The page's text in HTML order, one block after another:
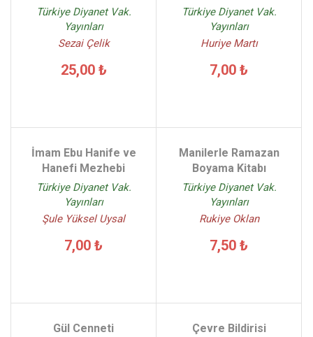
Türkiye Diyanet Vak.
Yayınları
Sezai Çelik
25,00 ₺
Türkiye Diyanet Vak.
Yayınları
Huriye Martı
7,00 ₺
İmam Ebu Hanife ve
Hanefi Mezhebi
Türkiye Diyanet Vak.
Yayınları
Şule Yüksel Uysal
7,00 ₺
Manilerle Ramazan
Boyama Kitabı
Türkiye Diyanet Vak.
Yayınları
Rukiye Oklan
7,50 ₺
Gül Cenneti Çevre Bildirisi